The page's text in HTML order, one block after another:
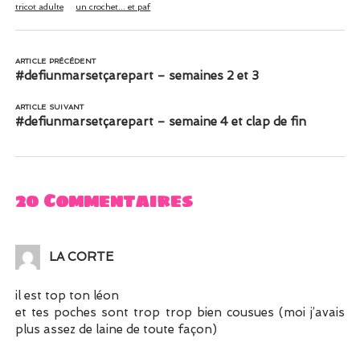
tricot adulte
un crochet... et paf
ARTICLE PRÉCÉDENT
#defiunmarsetçarepart – semaines 2 et 3
ARTICLE SUIVANT
#defiunmarsetçarepart – semaine 4 et clap de fin
20 Commentaires
LA CORTE
il est top ton léon
et tes poches sont trop trop bien cousues (moi j’avais
plus assez de laine de toute façon)